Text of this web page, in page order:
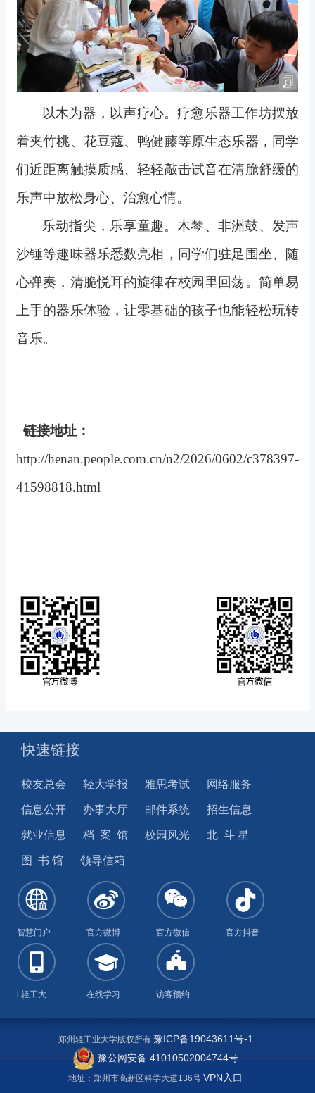
以木为器，以声疗心。疗愈乐器工作坊摆放
着夹竹桃、花豆蔻、鸭健藤等原生态乐器，同学
们近距离触摸质感、轻轻敲击试音在清脆舒缓的
乐声中放松身心、治愈心情。
乐动指尖，乐享童趣。木琴、非洲鼓、发声
沙锤等趣味器乐悉数亮相，同学们驻足围坐、随
心弹奏，清脆悦耳的旋律在校园里回荡。简单易
上手的器乐体验，让零基础的孩子也能轻松玩转
音乐。
链接地址：
http://henan.people.com.cn/n2/2026/0602/c378397-
41598818.html
快速链接
校友总会 轻大学报 雅思考试 网络服务
信息公开 办事大厅 邮件系统 招生信息
就业信息 档 案 馆 校园风光 北 斗 星
图 书 馆 领导信箱
智慧门户 官方微博 官方微信 官方抖音
i 轻工大 在线学习 访客预约
郑州轻工业大学版权所有 豫ICP备19043611号-1
豫公网安备 41010502004744号
地址：郑州市高新区科学大道136号VPN入口